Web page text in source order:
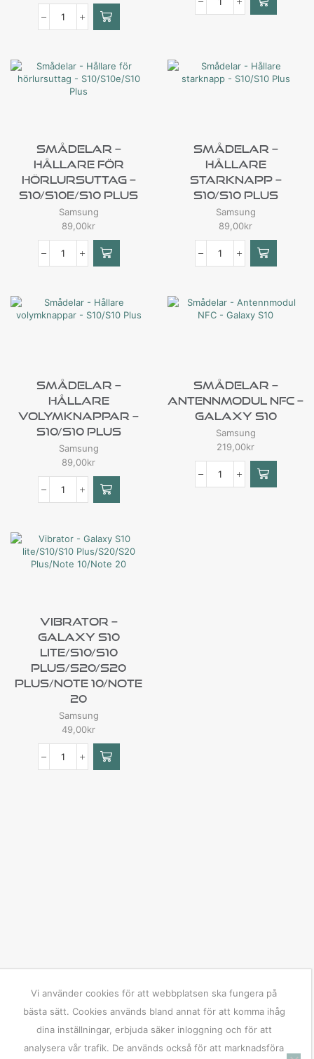
Smådelar –
Hållare För
Hörlursuttag –
S10/S10e/S10 Plus
Samsung
89,00kr
Smådelar –
Hållare
Starknapp –
S10/S10 Plus
Samsung
89,00kr
Smådelar –
Hållare
Volymknappar –
S10/S10 Plus
Samsung
89,00kr
Smådelar –
Antennmodul NFC –
Galaxy S10
Samsung
219,00kr
Vibrator –
Galaxy S10
Lite/S10/S10
Plus/S20/S20
Plus/Note 10/Note
20
Samsung
49,00kr
Vi använder cookies för att webbplatsen ska fungera på
bästa sätt. Cookies används bland annat för att komma ihåg
dina inställningar, erbjuda säker inloggning och för att
analysera vår trafik. De används också för att marknadsföra